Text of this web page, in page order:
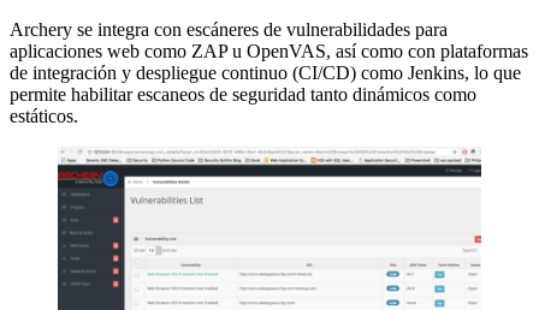
Archery se integra con escáneres de vulnerabilidades para
aplicaciones web como ZAP u OpenVAS, así como con plataformas
de integración y despliegue continuo (CI/CD) como Jenkins, lo que
permite habilitar escaneos de seguridad tanto dinámicos como
estáticos.